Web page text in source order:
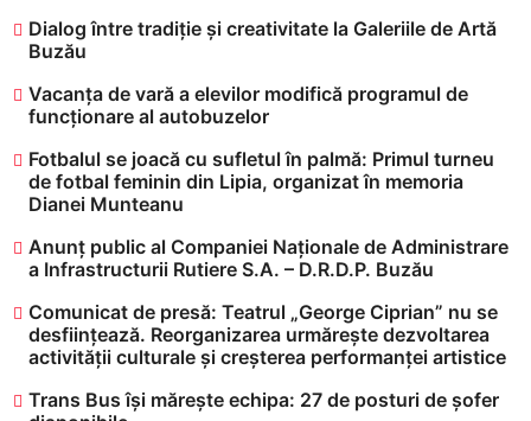
Dialog între tradiție și creativitate la Galeriile de Artă
Buzău
Vacanța de vară a elevilor modifică programul de
funcționare al autobuzelor
​Fotbalul se joacă cu sufletul în palmă: Primul turneu
de fotbal feminin din Lipia, organizat în memoria
Dianei Munteanu
Anunț public al Companiei Naționale de Administrare
a Infrastructurii Rutiere S.A. – D.R.D.P. Buzău
Comunicat de presă: Teatrul „George Ciprian” nu se
desființează. Reorganizarea urmărește dezvoltarea
activității culturale și creșterea performanței artistice
Trans Bus își mărește echipa: 27 de posturi de șofer